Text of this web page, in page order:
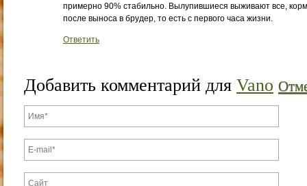
примерно 90% стабильно. Вылупившиеся выживают все,
после выноса в брудер, то есть с первого часа жизни.
Ответить
Добавить комментарий для Vano